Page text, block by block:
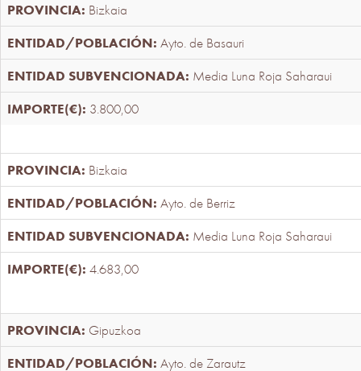
Bizkaia
Ayto. de Basauri
Media Luna Roja Saharaui
3.800,00
Bizkaia
Ayto. de Berriz
Media Luna Roja Saharaui
4.683,00
Gipuzkoa
Ayto. de Zarautz